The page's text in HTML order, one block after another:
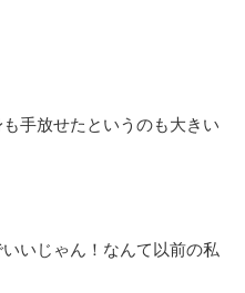
手放せたというのも大きい
いじゃん！なんて以前の私